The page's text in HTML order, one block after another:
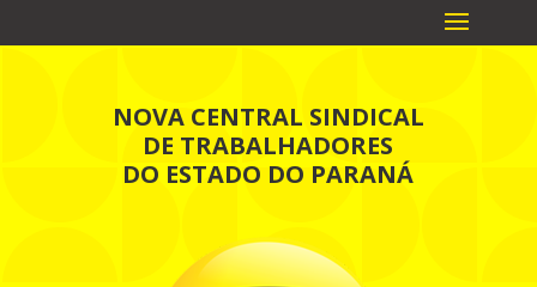
NOVA CENTRAL SINDICAL
DE TRABALHADORES
DO ESTADO DO PARANÁ